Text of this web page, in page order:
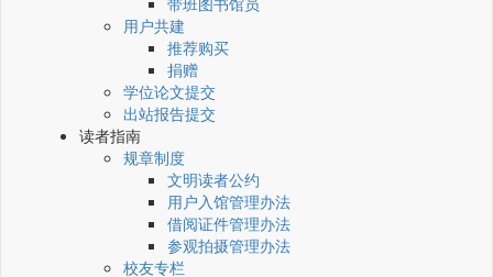
用户共建
推荐购买
捐赠
学位论文提交
出站报告提交
读者指南
规章制度
文明读者公约
用户入馆管理办法
借阅证件管理办法
参观拍摄管理办法
校友专栏